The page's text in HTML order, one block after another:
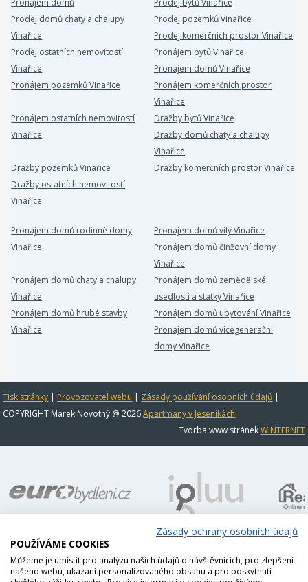
Pronájem domů
Prodej bytů Vinařice
Prodej domů chaty a chalupy
Vinařice
Prodej pozemků Vinařice
Prodej komerčních prostor Vinařice
Prodej ostatních nemovitostí
Vinařice
Pronájem bytů Vinařice
Pronájem domů Vinařice
Pronájem pozemků Vinařice
Pronájem komerčních prostor
Vinařice
Pronájem ostatních nemovitostí
Vinařice
Dražby bytů Vinařice
Dražby domů chaty a chalupy
Vinařice
Dražby pozemků Vinařice
Dražby komerčních prostor Vinařice
Dražby ostatních nemovitostí
Vinařice
Pronájem domů rodinné domy
Vinařice
Pronájem domů vily Vinařice
Pronájem domů činžovní domy
Vinařice
Pronájem domů chaty a chalupy
Vinařice
Pronájem domů zemědělské
usedlosti a statky Vinařice
Pronájem domů hrubé stavby
Vinařice
Pronájem domů ubytování Vinařice
Pronájem domů vícegenerační
domy Vinařice
Tisk stránky | Provozovatel webu | Zásady používání osobních údajů |
COPYRIGHT Marek Novotný @ 2026Apartmány v Jeseníkách
Tvorba www stránekWINTERNET
Zásady ochrany osobních údajů
POUŽÍVÁME COOKIES
Můžeme je umístit pro analýzu našich údajů o návštěvnících, pro zlepšení
našeho webu, ukázání personalizovaného obsahu a pro poskytnutí